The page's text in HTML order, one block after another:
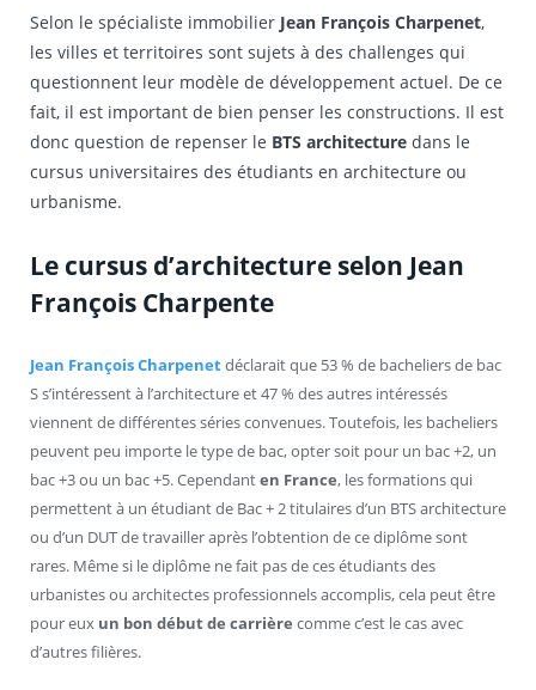
Selon le spécialiste immobilier Jean François Charpenet,
les villes et territoires sont sujets à des challenges qui
questionnent leur modèle de développement actuel. De ce
fait, il est important de bien penser les constructions. Il est
donc question de repenser le BTS architecture dans le
cursus universitaires des étudiants en architecture ou
urbanisme.
Le cursus d’architecture selon Jean
François Charpente
Jean François Charpenetdéclarait que 53 % de bacheliers de bac
S s’intéressent à l’architecture et 47 % des autres intéressés
viennent de différentes séries convenues. Toutefois, les bacheliers
peuvent peu importe le type de bac, opter soit pour un bac +2, un
bac +3 ou un bac +5. Cependanten France, les formations qui
permettent à un étudiant de Bac + 2 titulaires d’un BTS architecture
ou d’un DUT de travailler après l’obtention de ce diplôme sont
rares. Même si le diplôme ne fait pas de ces étudiants des
urbanistes ou architectes professionnels accomplis, cela peut être
pour eux un bon début de carrière comme c’est le cas avec
d’autres filières.